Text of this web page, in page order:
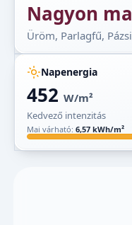
Nagyon
Üröm, Parlagfű,
Napenergia
452 W/m²
Kedvező intenzitás
Mai várható: 6,57 kWh/m²